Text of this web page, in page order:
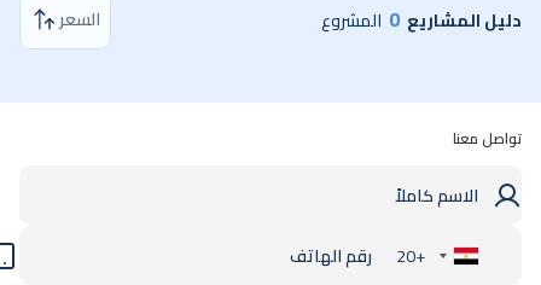
دليل المشاريع 0المشروع السعر
تواصل معنا
Egypt
+20